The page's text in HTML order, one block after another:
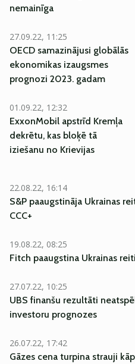
nemainīga
27.09.22, 11:25
OECD samazinājusi globālās
ekonomikas izaugsmes
prognozi 2023. gadam
01.09.22, 12:32
ExxonMobil apstrīd Kremļa
dekrētu, kas bloķē tā
iziešanu no Krievijas
22.08.22, 16:14
S&P paaugstināja Ukrainas
CCC+
19.08.22, 08:25
Fitch paaugstina Ukrainas
27.07.22, 10:25
UBS finanšu rezultāti
investoru prognozes
26.07.22, 17:42
Gāzes cena turpina strauji